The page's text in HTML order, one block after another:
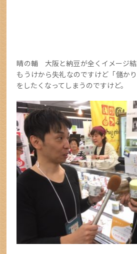
晴の輔 大阪と納豆が全くイメージ結
もうけから失礼なのですけど「儲か
をしたくなってしまうのですけど。